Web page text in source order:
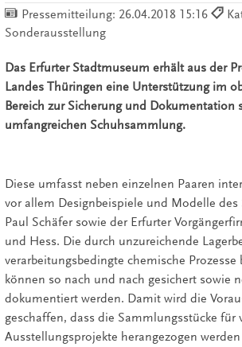
Pressemitteilung: 26.04.2018 15:16
Sonderausstellung
Das Erfurter Stadtmuseum erhält aus der
Landes Thüringen eine Unterstützung im
Bereich zur Sicherung und Dokumentation
umfangreichen Schuhsammlung.
Diese umfasst neben einzelnen Paaren
vor allem Designbeispiele und Modelle des
Paul Schäfer sowie der Erfurter
und Hess. Die durch unzureichende
verarbeitungsbedingte chemische Prozesse
können so nach und nach gesichert sowie
dokumentiert werden. Damit wird die
geschaffen, dass die Sammlungsstücke für
Ausstellungsprojekte herangezogen